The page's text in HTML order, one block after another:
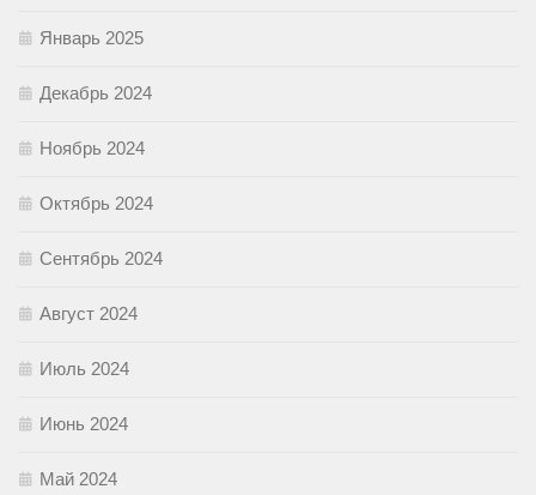
Январь 2025
Декабрь 2024
Ноябрь 2024
Октябрь 2024
Сентябрь 2024
Август 2024
Июль 2024
Июнь 2024
Май 2024